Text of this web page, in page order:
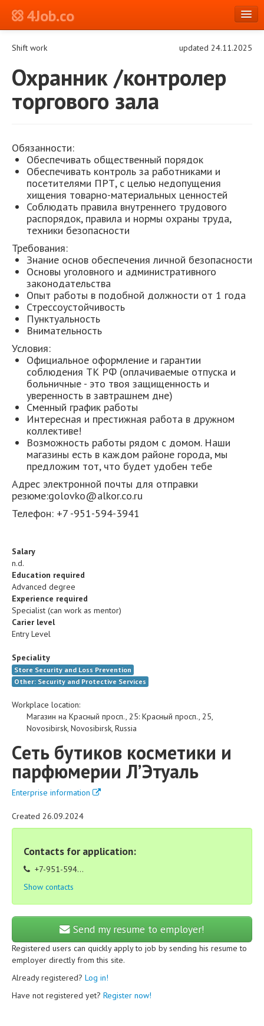
4Job.co
Shift work updated 24.11.2025
Охранник /контролер
торгового зала
Обязанности:
Обеспечивать общественный порядок
Обеспечивать контроль за работниками и
посетителями ПРТ, с целью недопущения
хищения товарно-материальных ценностей
Соблюдать правила внутреннего трудового
распорядок, правила и нормы охраны труда,
техники безопасности
Требования:
Знание основ обеспечения личной безопасности
Основы уголовного и административного
законодательства
Опыт работы в подобной должности от 1 года
Стрессоустойчивость
Пунктуальность
Внимательность
Условия:
Официальное оформление и гарантии
соблюдения ТК РФ (оплачиваемые отпуска и
больничные - это твоя защищенность и
уверенность в завтрашнем дне)
Сменный график работы
Интересная и престижная работа в дружном
коллективе!
Возможность работы рядом с домом. Наши
магазины есть в каждом районе города, мы
предложим тот, что будет удобен тебе
Адрес электронной почты для отправки
резюме:golovko@alkor.co.ru
Телефон: +7 -951-594-3941
Salary
n.d.
Education required
Advanced degree
Experience required
Specialist (can work as mentor)
Carier level
Entry Level
Speciality
Store Security and Loss Prevention
Other: Security and Protective Services
Workplace location:
Магазин на Красный просп., 25: Красный просп., 25,
Novosibirsk, Novosibirsk, Russia
Cеть бутиков косметики и
парфюмерии Л’Этуаль
Enterprise information
Created 26.09.2024
Contacts for application:
+7-951-594...
Show contacts
Send my resume to employer!
Registered users can quickly apply to job by sending his resume to
employer directly from this site.
Already registered? Log in!
Have not registered yet? Register now!